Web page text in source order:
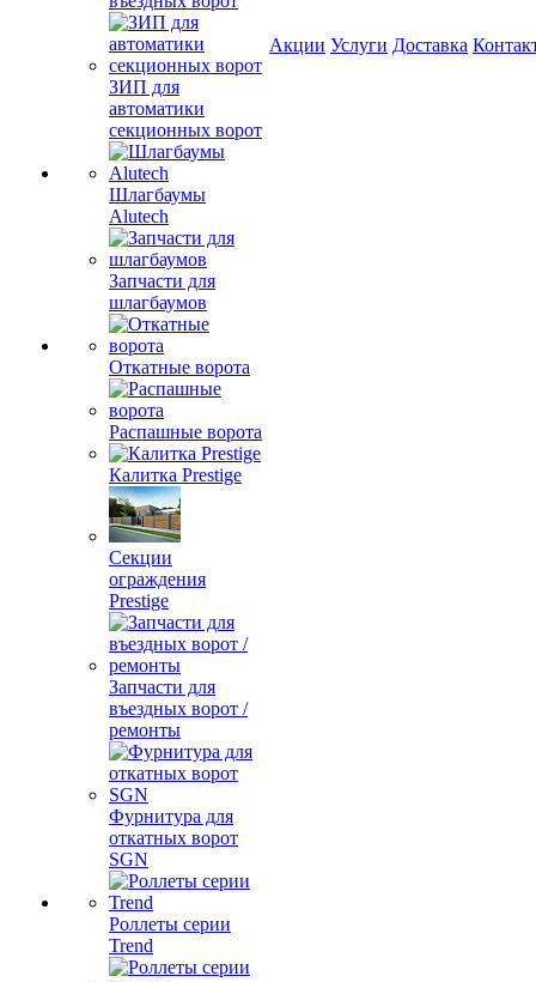
ЗИП для
автоматики
секционных ворот
Шлагбаумы
Alutech
Запчасти для
шлагбаумов
Откатные ворота
Распашные ворота
Калитка Prestige
Секции
ограждения
Prestige
Запчасти для
въездных ворот /
ремонты
Фурнитура для
откатных ворот
SGN
Роллеты серии
Trend
Акции Услуги Доставка